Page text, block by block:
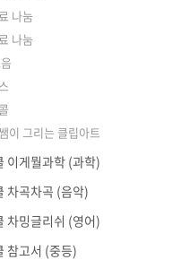
나눔
나눔
이 그리는 클립아트
이게뭘과학 (과학)
차곡차곡 (음악)
차밍글리쉬 (영어)
참고서 (중등)